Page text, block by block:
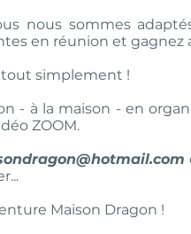
nous sommes
en réunion et gagnez
tout simplement !
- à la maison - en
ZOOM.
Maison Dragon !